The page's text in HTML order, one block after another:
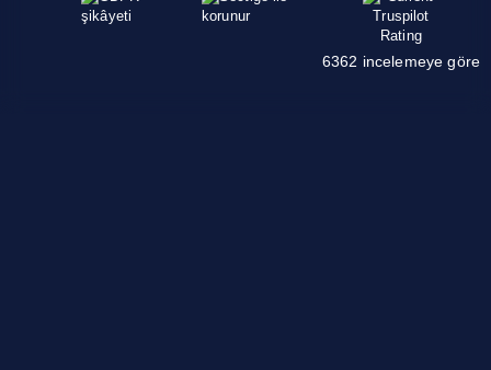
6362 incelemeye göre